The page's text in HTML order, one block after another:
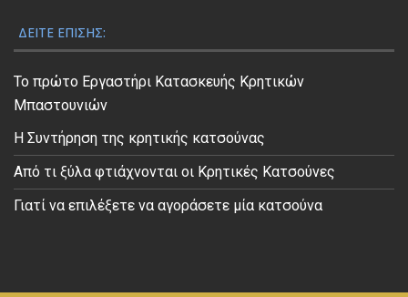
ΔΕΊΤΕ ΕΠΊΣΗΣ:
Το πρώτο Εργαστήρι Κατασκευής Κρητικών
Μπαστουνιών
Η Συντήρηση της κρητικής κατσούνας
Από τι ξύλα φτιάχνονται οι Κρητικές Κατσούνες
Γιατί να επιλέξετε να αγοράσετε μία κατσούνα